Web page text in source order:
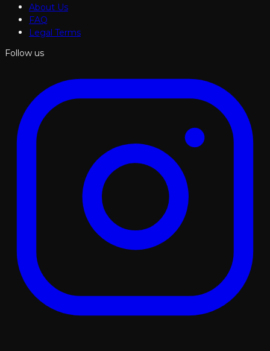
About Us
FAQ
Legal Terms
Follow us